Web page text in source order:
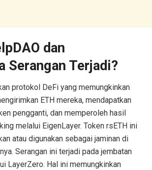
dan
Serangan Terjadi?
protokol DeFi yang memungkinkan
ETH mereka, mendapatkan
pengganti, dan memperoleh hasil
melalui EigenLayer. Token rsETH ini
atau digunakan sebagai jaminan di
Serangan ini terjadi pada jembatan
LayerZero. Hal ini memungkinkan